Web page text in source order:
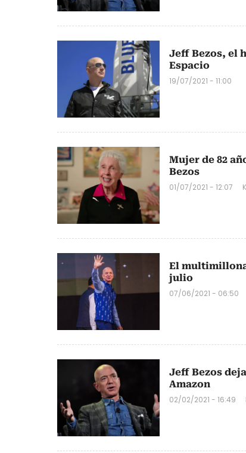
Jeff Bezos, el
Espacio
19/07/2021 - 11:00
Mujer de 82
Bezos
01/07/2021 - 12:07
El
julio
07/06/2021 - 06:50
Jeff Bezos
Amazon
02/02/2021 - 16:49